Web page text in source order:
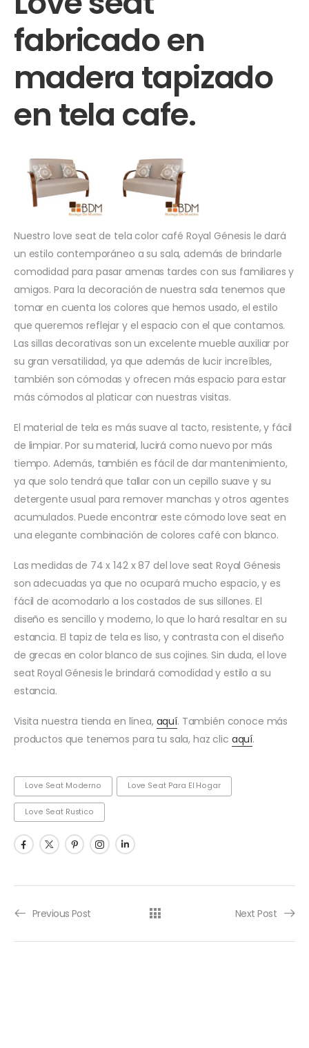
fabricado en
madera tapizado
en tela cafe.
Nuestro love seat de tela color café Royal Génesis le dará
un estilo contemporáneo a su sala, además de brindarle
comodidad para pasar amenas tardes con sus familiares y
amigos. Para la decoración de nuestra sala tenemos que
tomar en cuenta los colores que hemos usado, el estilo
que queremos reflejar y el espacio con el que contamos.
Las sillas decorativas son un excelente mueble auxiliar por
su gran versatilidad, ya que además de lucir increíbles,
también son cómodas y ofrecen más espacio para estar
más cómodos al platicar con nuestras visitas.
El material de tela es más suave al tacto, resistente, y fácil
de limpiar. Por su material, lucirá como nuevo por más
tiempo. Además, también es fácil de dar mantenimiento,
ya que solo tendrá que tallar con un cepillo suave y su
detergente usual para remover manchas y otros agentes
acumulados. Puede encontrar este cómodo love seat en
una elegante combinación de colores café con blanco.
Las medidas de 74 x 142 x 87 del love seat Royal Génesis
son adecuadas ya que no ocupará mucho espacio, y es
fácil de acomodarlo a los costados de sus sillones. El
diseño es sencillo y moderno, lo que lo hará resaltar en su
estancia. El tapiz de tela es liso, y contrasta con el diseño
de grecas en color blanco de sus cojines. Sin duda, el love
seat Royal Génesis le brindará comodidad y estilo a su
estancia.
Visita nuestra tienda en línea, aquí. También conoce más
productos que tenemos para tu sala, haz clic aquí.
Love Seat Moderno Love Seat Para El Hogar
Love Seat Rustico
Previous Post Next Post